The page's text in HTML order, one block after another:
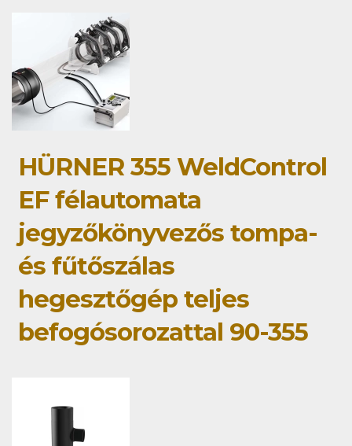
HÜRNER 355 WeldControl
EF félautomata
jegyzőkönyvezős tompa-
és fűtőszálas
hegesztőgép teljes
befogósorozattal 90-355